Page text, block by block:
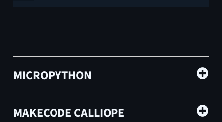
MICROPYTHON
MAKECODE CALLIOPE